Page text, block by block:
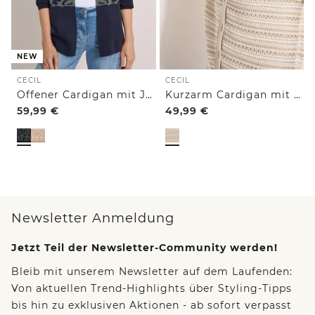
NEW
CECIL
Offener Cardigan mit Jacquard-Muster
59,99 €
CECIL
Kurzarm Cardigan mit Polokragen
49,99 €
Newsletter Anmeldung
Jetzt Teil der Newsletter-Community werden!
Bleib mit unserem Newsletter auf dem Laufenden:
Von aktuellen Trend-Highlights über Styling-Tipps
bis hin zu exklusiven Aktionen - ab sofort verpasst